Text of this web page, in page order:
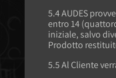
5.4 AUDES
entro 14
iniziale, salvo
Prodotto
5.5 Al Cliente